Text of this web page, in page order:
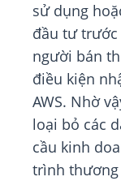
sử dụng
đầu tư trước
người bán
điều kiện
AWS. Nhờ
loại bỏ các
cầu kinh
trình thương